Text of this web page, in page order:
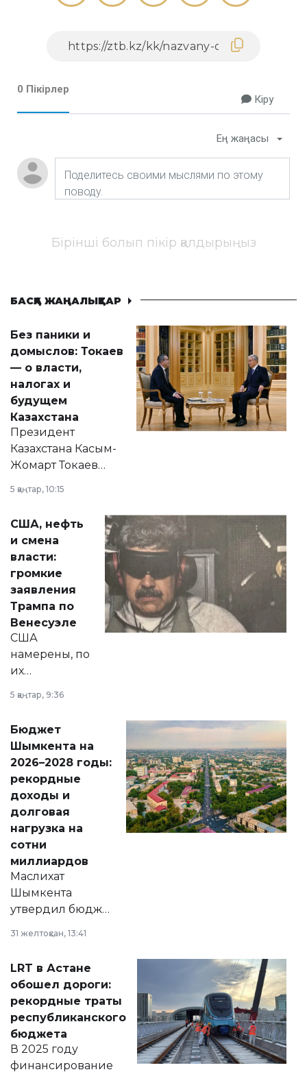
0 Пікірлер
Кіру
Ең жаңасы
Бірінші болып пікір қалдырыңыз
БАСҚА ЖАҢАЛЫҚТАР
Без паники и
домыслов: Токаев
— о власти,
налогах и
будущем
Казахстана
Президент
Казахстана Касым-
Жомарт Токаев
сразу несколько
актуальных тем —
от слухов о
политических
реформах до
вопросов армии,
экономики и
личного здоровья.
5 қаңтар, 10:15
США, нефть
и смена
власти:
громкие
заявления
Трампа по
Венесуэле
США
намерены, по
их
принести
народу
Венесуэлы.
5 қаңтар, 9:36
Бюджет
Шымкента на
2026–2028 годы:
рекордные
доходы и
долговая
нагрузка на
сотни
миллиардов
Маслихат
Шымкента
утвердил бюджет
2028 годы.
документ
появился в базе
нормативных
правовых актов и
на сайте маслихат
города.
31 желтоқсан, 13:41
LRT в Астане
обошел дороги:
рекордные траты
республиканского
бюджета
В 2025 году
финансирование